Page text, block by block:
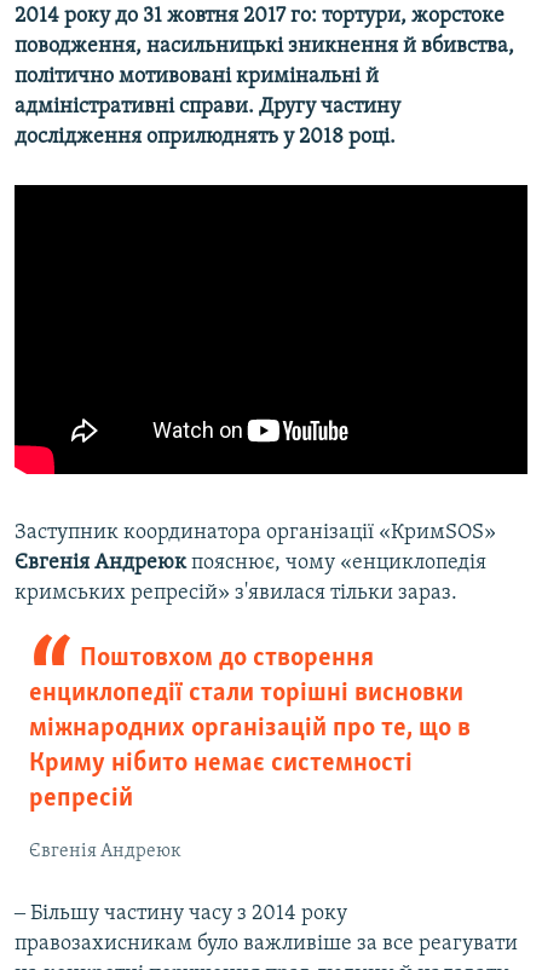
2014 року до 31 жовтня 2017 го: тортури, жорстоке
поводження, насильницькі зникнення й вбивства,
політично мотивовані кримінальні й
адміністративні справи. Другу частину
дослідження оприлюднять у 2018 році.
Заступник координатора організації «КримSOS»
Євгенія Андреюкпояснює, чому «енциклопедія
кримських репресій» з'явилася тільки зараз.
Поштовхом до створення
енциклопедії стали торішні висновки
міжнародних організацій про те, що в
Криму нібито немає системності
репресій
Євгенія Андреюк
‒ Більшу частину часу з 2014 року
правозахисникам було важливіше за все реагувати